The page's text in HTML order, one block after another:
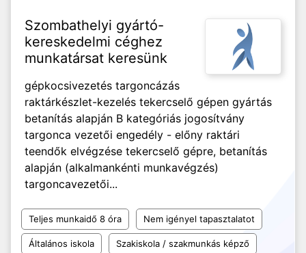
Szombathelyi gyártó-
kereskedelmi céghez
munkatársat keresünk
gépkocsivezetés targoncázás
raktárkészlet-kezelés tekercselő gépen gyártás
betanítás alapján B kategóriás jogosítvány
targonca vezetői engedély - előny raktári
teendők elvégzése tekercselő gépre, betanítás
alapján (alkalmankénti munkavégzés)
targoncavezetői...
Teljes munkaidő 8 óra Nem igényel tapasztalatot
Általános iskola Szakiskola / szakmunkás képző